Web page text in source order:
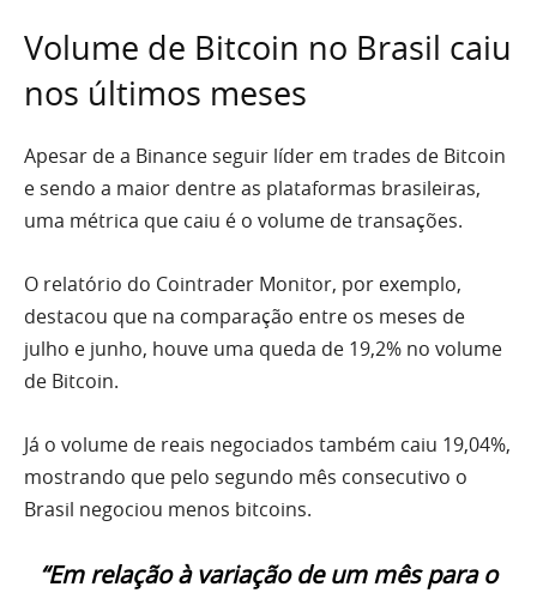
Volume de Bitcoin no Brasil caiu
nos últimos meses
Apesar de a Binance seguir líder em trades de Bitcoin
e sendo a maior dentre as plataformas brasileiras,
uma métrica que caiu é o volume de transações.
O relatório do Cointrader Monitor, por exemplo,
destacou que na comparação entre os meses de
julho e junho, houve uma queda de 19,2% no volume
de Bitcoin.
Já o volume de reais negociados também caiu 19,04%,
mostrando que pelo segundo mês consecutivo o
Brasil negociou menos bitcoins.
“Em relação à variação de um mês para o